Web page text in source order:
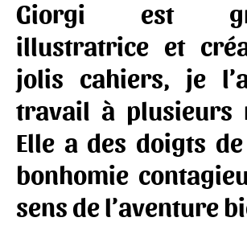
Giorgi est
illustratrice et
jolis cahiers, je
travail à plusieurs
Elle a des doigts
bonhomie
sens de l’aventure